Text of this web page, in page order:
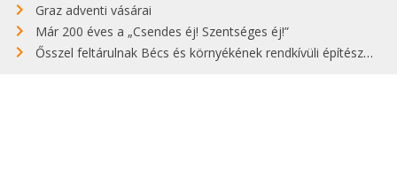
Graz adventi vásárai
Már 200 éves a „Csendes éj! Szentséges éj!”
Ősszel feltárulnak Bécs és környékének rendkívüli építészeti kincsei